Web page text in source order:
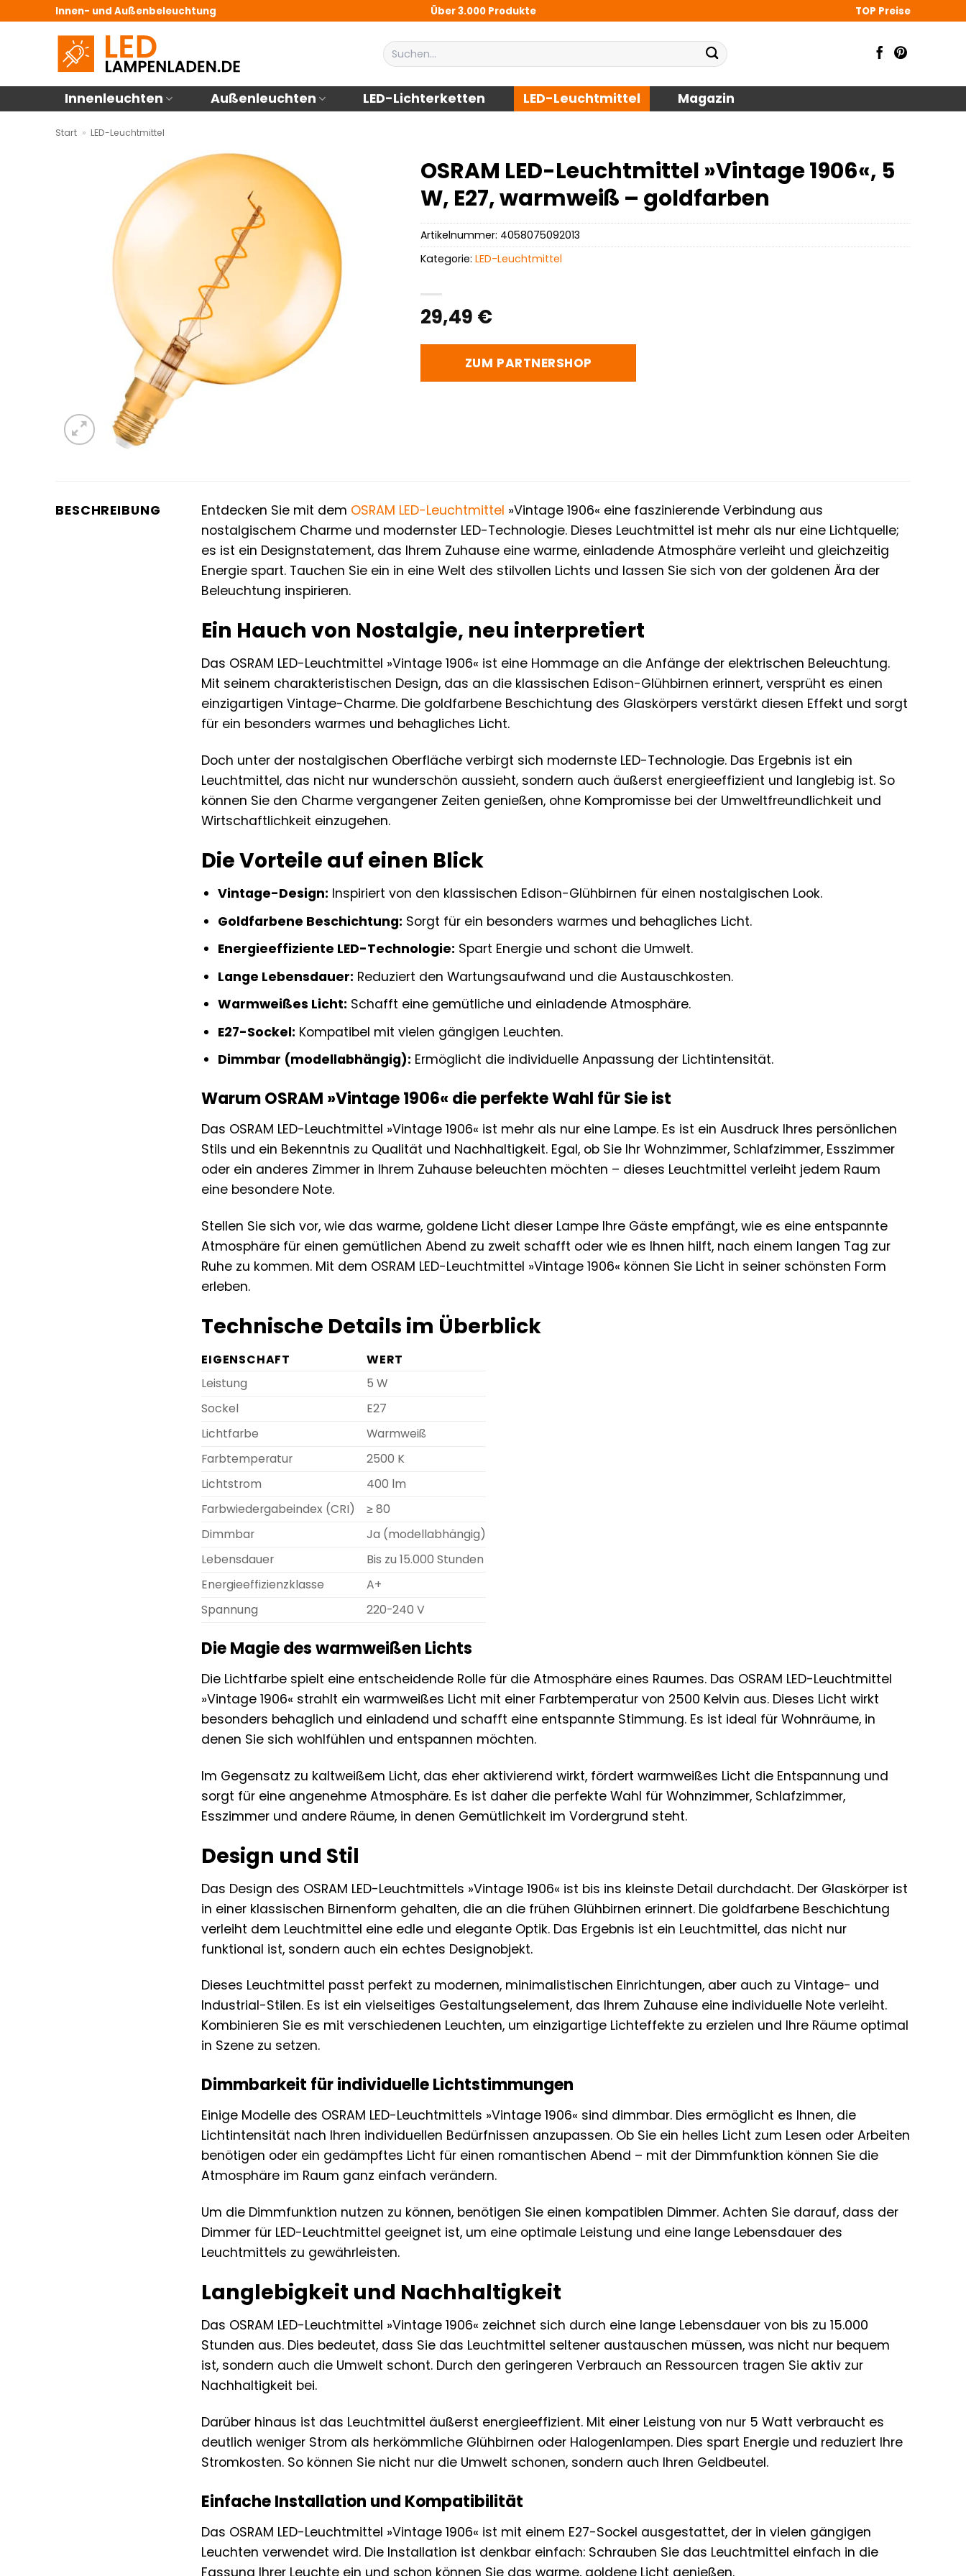
Innen- und Außenbeleuchtung Über 3.000 Produkte TOP Preise
Suchen
nach:
Innenleuchten Außenleuchten LED-Lichterketten LED-Leuchtmittel Magazin
Start » LED-Leuchtmittel
OSRAM LED-Leuchtmittel »Vintage 1906«, 5
W, E27, warmweiß – goldfarben
29,49 €
ZUM PARTNERSHOP
Artikelnummer: 4058075092013
Kategorie:LED-Leuchtmittel
BESCHREIBUNG Entdecken Sie mit dem OSRAM LED-Leuchtmittel »Vintage 1906« eine faszinierende Verbindung aus
nostalgischem Charme und modernster LED-Technologie. Dieses Leuchtmittel ist mehr als nur eine Lichtquelle;
es ist ein Designstatement, das Ihrem Zuhause eine warme, einladende Atmosphäre verleiht und gleichzeitig
Energie spart. Tauchen Sie ein in eine Welt des stilvollen Lichts und lassen Sie sich von der goldenen Ära der
Beleuchtung inspirieren.
Ein Hauch von Nostalgie, neu interpretiert
Das OSRAM LED-Leuchtmittel »Vintage 1906« ist eine Hommage an die Anfänge der elektrischen Beleuchtung.
Mit seinem charakteristischen Design, das an die klassischen Edison-Glühbirnen erinnert, versprüht es einen
einzigartigen Vintage-Charme. Die goldfarbene Beschichtung des Glaskörpers verstärkt diesen Effekt und sorgt
für ein besonders warmes und behagliches Licht.
Doch unter der nostalgischen Oberfläche verbirgt sich modernste LED-Technologie. Das Ergebnis ist ein
Leuchtmittel, das nicht nur wunderschön aussieht, sondern auch äußerst energieeffizient und langlebig ist. So
können Sie den Charme vergangener Zeiten genießen, ohne Kompromisse bei der Umweltfreundlichkeit und
Wirtschaftlichkeit einzugehen.
Die Vorteile auf einen Blick
Vintage-Design: Inspiriert von den klassischen Edison-Glühbirnen für einen nostalgischen Look.
Goldfarbene Beschichtung: Sorgt für ein besonders warmes und behagliches Licht.
Energieeffiziente LED-Technologie: Spart Energie und schont die Umwelt.
Lange Lebensdauer: Reduziert den Wartungsaufwand und die Austauschkosten.
Warmweißes Licht: Schafft eine gemütliche und einladende Atmosphäre.
E27-Sockel: Kompatibel mit vielen gängigen Leuchten.
Dimmbar (modellabhängig): Ermöglicht die individuelle Anpassung der Lichtintensität.
Warum OSRAM »Vintage 1906« die perfekte Wahl für Sie ist
Das OSRAM LED-Leuchtmittel »Vintage 1906« ist mehr als nur eine Lampe. Es ist ein Ausdruck Ihres persönlichen
Stils und ein Bekenntnis zu Qualität und Nachhaltigkeit. Egal, ob Sie Ihr Wohnzimmer, Schlafzimmer, Esszimmer
oder ein anderes Zimmer in Ihrem Zuhause beleuchten möchten – dieses Leuchtmittel verleiht jedem Raum
eine besondere Note.
Stellen Sie sich vor, wie das warme, goldene Licht dieser Lampe Ihre Gäste empfängt, wie es eine entspannte
Atmosphäre für einen gemütlichen Abend zu zweit schafft oder wie es Ihnen hilft, nach einem langen Tag zur
Ruhe zu kommen. Mit dem OSRAM LED-Leuchtmittel »Vintage 1906« können Sie Licht in seiner schönsten Form
erleben.
Technische Details im Überblick
EIGENSCHAFT
WERT
Leistung
5 W
Sockel
E27
Lichtfarbe
Warmweiß
Farbtemperatur
2500 K
Lichtstrom
400 lm
Farbwiedergabeindex (CRI)
≥ 80
Dimmbar
Ja (modellabhängig)
Lebensdauer
Bis zu 15.000 Stunden
Energieeffizienzklasse
A+
Spannung
220-240 V
Die Magie des warmweißen Lichts
Die Lichtfarbe spielt eine entscheidende Rolle für die Atmosphäre eines Raumes. Das OSRAM LED-Leuchtmittel
»Vintage 1906« strahlt ein warmweißes Licht mit einer Farbtemperatur von 2500 Kelvin aus. Dieses Licht wirkt
besonders behaglich und einladend und schafft eine entspannte Stimmung. Es ist ideal für Wohnräume, in
denen Sie sich wohlfühlen und entspannen möchten.
Im Gegensatz zu kaltweißem Licht, das eher aktivierend wirkt, fördert warmweißes Licht die Entspannung und
sorgt für eine angenehme Atmosphäre. Es ist daher die perfekte Wahl für Wohnzimmer, Schlafzimmer,
Esszimmer und andere Räume, in denen Gemütlichkeit im Vordergrund steht.
Design und Stil
Das Design des OSRAM LED-Leuchtmittels »Vintage 1906« ist bis ins kleinste Detail durchdacht. Der Glaskörper ist
in einer klassischen Birnenform gehalten, die an die frühen Glühbirnen erinnert. Die goldfarbene Beschichtung
verleiht dem Leuchtmittel eine edle und elegante Optik. Das Ergebnis ist ein Leuchtmittel, das nicht nur
funktional ist, sondern auch ein echtes Designobjekt.
Dieses Leuchtmittel passt perfekt zu modernen, minimalistischen Einrichtungen, aber auch zu Vintage- und
Industrial-Stilen. Es ist ein vielseitiges Gestaltungselement, das Ihrem Zuhause eine individuelle Note verleiht.
Kombinieren Sie es mit verschiedenen Leuchten, um einzigartige Lichteffekte zu erzielen und Ihre Räume optimal
in Szene zu setzen.
Dimmbarkeit für individuelle Lichtstimmungen
Einige Modelle des OSRAM LED-Leuchtmittels »Vintage 1906« sind dimmbar. Dies ermöglicht es Ihnen, die
Lichtintensität nach Ihren individuellen Bedürfnissen anzupassen. Ob Sie ein helles Licht zum Lesen oder Arbeiten
benötigen oder ein gedämpftes Licht für einen romantischen Abend – mit der Dimmfunktion können Sie die
Atmosphäre im Raum ganz einfach verändern.
Um die Dimmfunktion nutzen zu können, benötigen Sie einen kompatiblen Dimmer. Achten Sie darauf, dass der
Dimmer für LED-Leuchtmittel geeignet ist, um eine optimale Leistung und eine lange Lebensdauer des
Leuchtmittels zu gewährleisten.
Langlebigkeit und Nachhaltigkeit
Das OSRAM LED-Leuchtmittel »Vintage 1906« zeichnet sich durch eine lange Lebensdauer von bis zu 15.000
Stunden aus. Dies bedeutet, dass Sie das Leuchtmittel seltener austauschen müssen, was nicht nur bequem
ist, sondern auch die Umwelt schont. Durch den geringeren Verbrauch an Ressourcen tragen Sie aktiv zur
Nachhaltigkeit bei.
Darüber hinaus ist das Leuchtmittel äußerst energieeffizient. Mit einer Leistung von nur 5 Watt verbraucht es
deutlich weniger Strom als herkömmliche Glühbirnen oder Halogenlampen. Dies spart Energie und reduziert Ihre
Stromkosten. So können Sie nicht nur die Umwelt schonen, sondern auch Ihren Geldbeutel.
Einfache Installation und Kompatibilität
Das OSRAM LED-Leuchtmittel »Vintage 1906« ist mit einem E27-Sockel ausgestattet, der in vielen gängigen
Leuchten verwendet wird. Die Installation ist denkbar einfach: Schrauben Sie das Leuchtmittel einfach in die
Fassung Ihrer Leuchte ein und schon können Sie das warme, goldene Licht genießen.